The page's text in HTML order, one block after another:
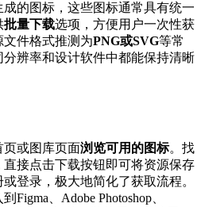
的图标，这些图标通常具有统一
批量下载选项，方便用户一次性获
件格式推测为PNG或SVG等常
辨率和设计软件中都能保持清晰
页或图库页面浏览可用的图标。找
接点击下载按钮即可将资源保存
登录，极大地简化了获取流程。
Figma、Adobe Photoshop、